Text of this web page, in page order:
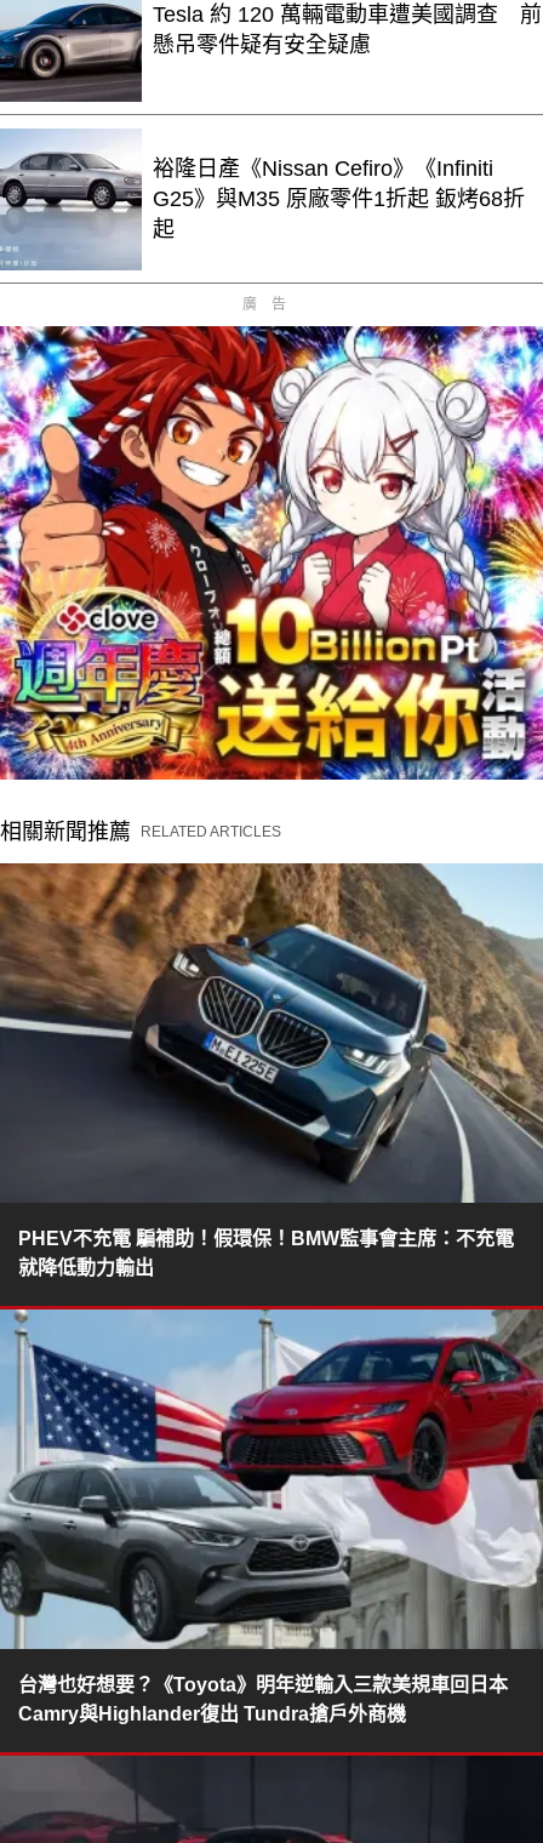
Tesla 約 120 萬輛電動車遭美國調查 前
懸吊零件疑有安全疑慮
裕隆日產《Nissan Cefiro》《Infiniti
G25》與M35 原廠零件1折起 鈑烤68折
起
廣告
相關新聞推薦 RELATED ARTICLES
PHEV不充電 騙補助！假環保！BMW監事會主席：不充電
就降低動力輸出
台灣也好想要？《Toyota》明年逆輸入三款美規車回日本
Camry與Highlander復出 Tundra搶戶外商機